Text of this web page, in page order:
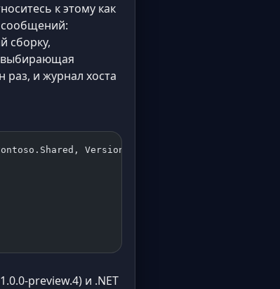
к этому как
сборку,
выбирающая
раз, и журнал хоста
Version=1.0.0.0,
preview.4) и .NET